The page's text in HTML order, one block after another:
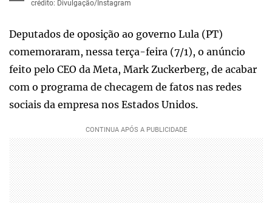
crédito: Divulgação/Instagram
Deputados de oposição ao governo Lula (PT)
comemoraram, nessa terça-feira (7/1), o anúncio
feito pelo CEO da Meta, Mark Zuckerberg, de acabar
com o programa de checagem de fatos nas redes
sociais da empresa nos Estados Unidos.